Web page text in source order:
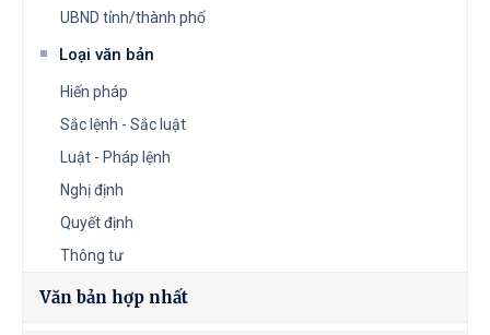
UBND tỉnh/thành phố
Loại văn bản
Hiến pháp
Sắc lệnh - Sắc luật
Luật - Pháp lệnh
Nghị định
Quyết định
Thông tư
Văn bản hợp nhất